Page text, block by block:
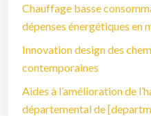
Chauffage basse
dépenses énergétiques en
Innovation design des
contemporaines
Aides à l’amélioration de
départemental de